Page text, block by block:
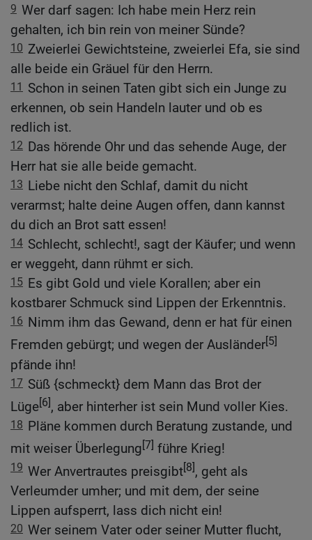
9 Wer darf sagen: Ich habe mein Herz rein
gehalten, ich bin rein von meiner Sünde?
10 Zweierlei Gewichtsteine, zweierlei Efa, sie sind
alle beide ein Gräuel für den Herrn.
11
Schon in seinen Taten gibt sich ein Junge zu
erkennen, ob sein Handeln lauter und ob es
redlich ist.
12 Das hörende Ohr und das sehende Auge, der
Herr hat sie alle beide gemacht.
13 Liebe nicht den Schlaf, damit du nicht
verarmst; halte deine Augen offen, dann kannst
du dich an Brot satt essen!
14 Schlecht, schlecht!, sagt der Käufer; und wenn
er weggeht, dann rühmt er sich.
15 Es gibt Gold und viele Korallen; aber ein
kostbarer Schmuck sind Lippen der Erkenntnis.
16 Nimm ihm das Gewand, denn er hat für einen
Fremden gebürgt; und wegen der Ausländer[5]
pfände ihn!
17 Süß {schmeckt} dem Mann das Brot der
Lüge[6], aber hinterher ist sein Mund voller Kies.
18 Pläne kommen durch Beratung zustande, und
mit weiser Überlegung[7] führe Krieg!
19 Wer Anvertrautes preisgibt[8], geht als
Verleumder umher; und mit dem, der seine
Lippen aufsperrt, lass dich nicht ein!
20 Wer seinem Vater oder seiner Mutter flucht,